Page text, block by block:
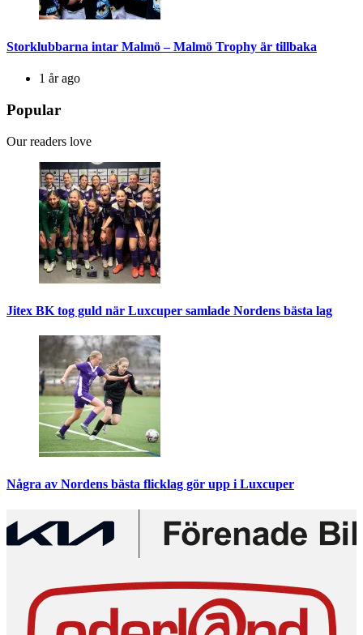
Storklubbarna intar Malmö – Malmö Trophy är tillbaka
1 år ago
Popular
Our readers love
Jitex BK tog guld när Luxcuper samlade Nordens bästa lag
Några av Nordens bästa flicklag gör upp i Luxcuper